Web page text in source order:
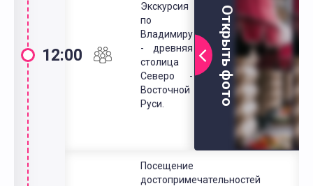
12:00
Экскурсия
по
Владимиру
- древняя
столица
Северо -
Восточной
Руси.
Открыть фото
Посещение
достопримечательностей